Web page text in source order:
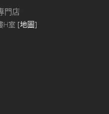
門店
H室 [地圖]